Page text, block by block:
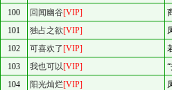
100
回闻幽谷[VIP]
101
独占之欲[VIP]
102
可喜欢了 [VIP]
103
我也可以[VIP]
104
阳光灿烂[VIP]